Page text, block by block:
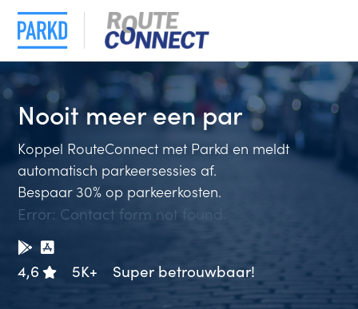
Nooit meereen pa
Koppel RouteConnect met Parkd en meldt
automatisch parkeersessies af.
Bespaar 30% op parkeerkosten.
Error: Contact form not found.
4,6 5K+ Super betrouwbaar!